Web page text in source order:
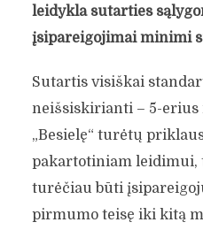
leidykla sutarties
įsipareigojimai minimi
Sutartis visiškai
neišsiskirianti – 5-erius
„Besielę“ turėtų
pakartotiniam leidimui,
turėčiau būti
pirmumo teisę iki kitą